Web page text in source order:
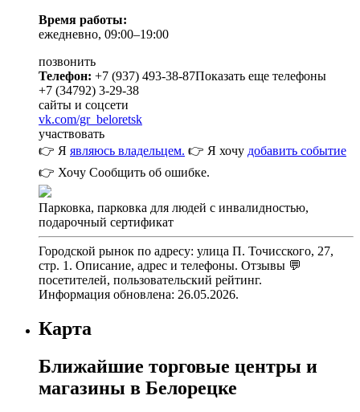
Время работы:
ежедневно, 09:00–19:00
позвонить
Телефон: +7 (937) 493-38-87Показать еще телефоны
+7 (34792) 3-29-38
сайты и соцсети
vk.com/gr_beloretsk
участвовать
👉 Я являюсь владельцем. 👉 Я хочу добавить событие
👉 Хочу Сообщить об ошибке.
Парковка, парковка для людей с инвалидностью,
подарочный сертификат
Городской рынок по адресу: улица П. Точисского, 27,
стр. 1. Описание, адрес и телефоны. Отзывы 💬
посетителей, пользовательский рейтинг.
Информация обновлена: 26.05.2026.
Карта
Ближайшие торговые центры и
магазины в Белорецке